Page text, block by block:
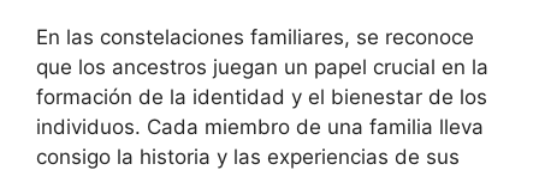
En las constelaciones familiares, se reconoce
que los ancestros juegan un papel crucial en la
formación de la identidad y el bienestar de los
individuos. Cada miembro de una familia lleva
consigo la historia y las experiencias de sus